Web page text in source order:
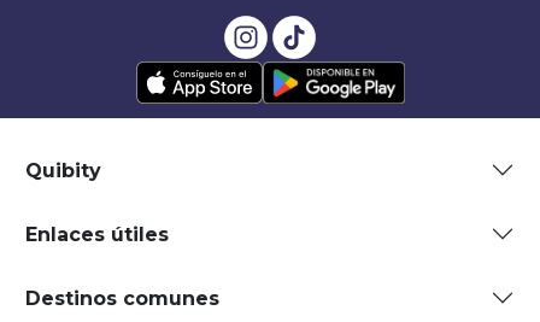
Quibity
Enlaces útiles
Destinos comunes